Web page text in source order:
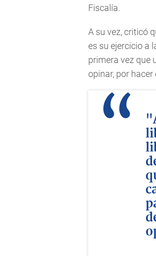
Fiscalía.
A su vez, criticó
es su ejercicio a
primera vez que
opinar, por hacer